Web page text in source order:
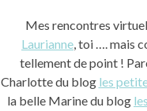
Mes rencontres
Laurianne, toi …. mais
tellement de point !
Charlotte du blog les
la belle Marine du blog